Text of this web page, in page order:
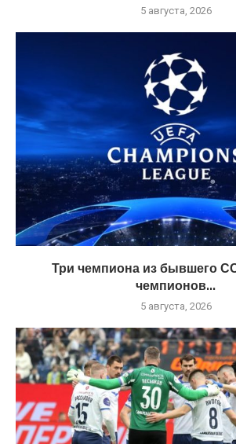
5 августа, 2026
Три чемпиона из бывшего
чемпионов...
5 августа, 2026